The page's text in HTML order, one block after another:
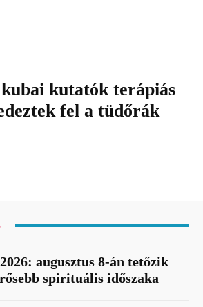
kutatók terápiás
fel a tüdőrák
augusztus 8-án tetőzik
spirituális időszaka